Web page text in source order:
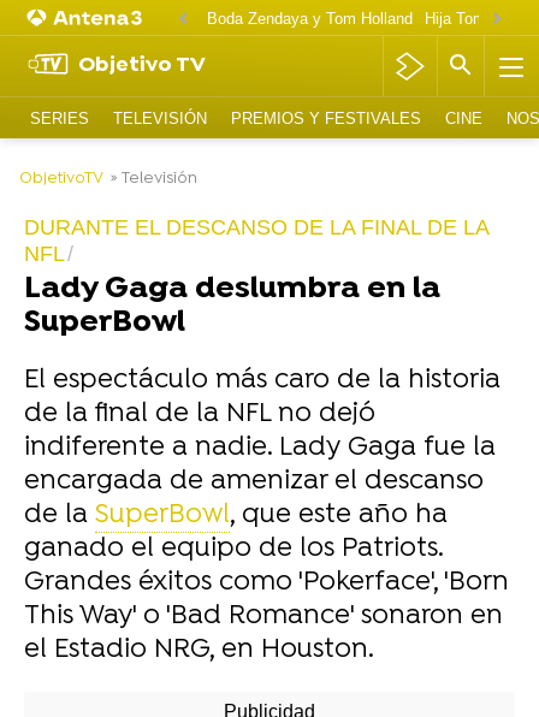
Boda Zendaya y Tom Holland Hija Tom
Objetivo TV
SERIES TELEVISIÓN PREMIOS Y FESTIVALES CINE
ObjetivoTV » Televisión
DURANTE EL DESCANSO DE LA FINAL DE LA
NFL
Lady Gaga deslumbra en la
SuperBowl
El espectáculo más caro de la historia
de la final de la NFL no dejó
indiferente a nadie. Lady Gaga fue la
encargada de amenizar el descanso
de la SuperBowl, que este año ha
ganado el equipo de los Patriots.
Grandes éxitos como 'Pokerface', 'Born
This Way' o 'Bad Romance' sonaron en
el Estadio NRG, en Houston.